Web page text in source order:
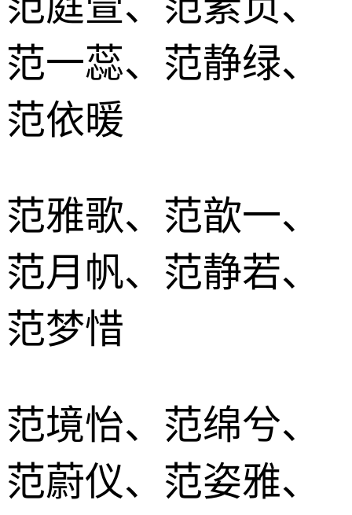
范一蕊、范静绿、
范依暖
范雅歌、范歆一、
范月帆、范静若、
范梦惜
范境怡、范绵兮、
范蔚仪、范姿雅、